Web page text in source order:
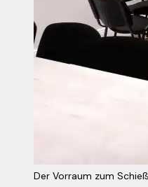
Der Vorraum zum